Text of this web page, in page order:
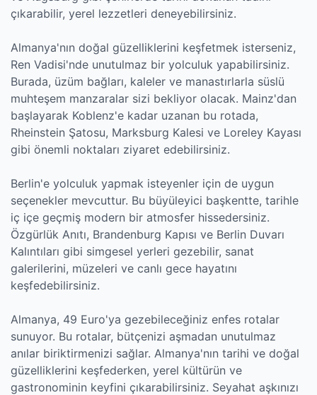
çıkarabilir, yerel lezzetleri deneyebilirsiniz.
Almanya'nın doğal güzelliklerini keşfetmek isterseniz,
Ren Vadisi'nde unutulmaz bir yolculuk yapabilirsiniz.
Burada, üzüm bağları, kaleler ve manastırlarla süslü
muhteşem manzaralar sizi bekliyor olacak. Mainz'dan
başlayarak Koblenz'e kadar uzanan bu rotada,
Rheinstein Şatosu, Marksburg Kalesi ve Loreley Kayası
gibi önemli noktaları ziyaret edebilirsiniz.
Berlin'e yolculuk yapmak isteyenler için de uygun
seçenekler mevcuttur. Bu büyüleyici başkentte, tarihle
iç içe geçmiş modern bir atmosfer hissedersiniz.
Özgürlük Anıtı, Brandenburg Kapısı ve Berlin Duvarı
Kalıntıları gibi simgesel yerleri gezebilir, sanat
galerilerini, müzeleri ve canlı gece hayatını
keşfedebilirsiniz.
Almanya, 49 Euro'ya gezebileceğiniz enfes rotalar
sunuyor. Bu rotalar, bütçenizi aşmadan unutulmaz
anılar biriktirmenizi sağlar. Almanya'nın tarihi ve doğal
güzelliklerini keşfederken, yerel kültürün ve
gastronominin keyfini çıkarabilirsiniz. Seyahat aşkınızı